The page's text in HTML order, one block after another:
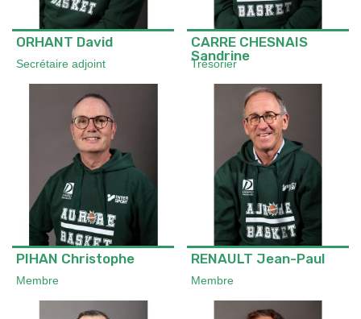
ORHANT David
Secrétaire adjoint
CARRE CHESNAIS
Sandrine
Trésorier
PIHAN Christophe
Membre
RENAULT Jean-Paul
Membre